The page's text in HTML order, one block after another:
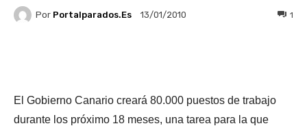
Por Portalparados.es 13/01/2010 1
El Gobierno Canario creará 80.000 puestos de trabajo
durante los próximo 18 meses, una tarea para la que